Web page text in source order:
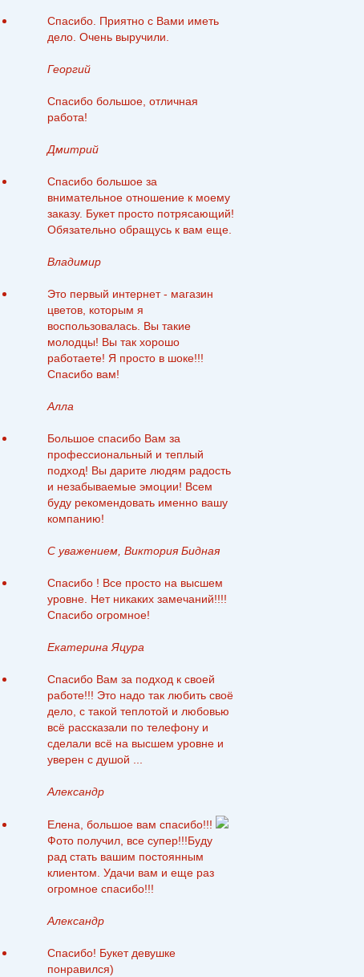
Спасибо. Приятно с Вами иметь
дело. Очень выручили.
Георгий
Спасибо большое, отличная
работа!
Дмитрий
Спасибо большое за
внимательное отношение к моему
заказу. Букет просто потрясающий!
Обязательно обращусь к вам еще.
Владимир
Это первый интернет - магазин
цветов, которым я
воспользовалась. Вы такие
молодцы! Вы так хорошо
работаете! Я просто в шоке!!!
Спасибо вам!
Алла
Большое спасибо Вам за
профессиональный и теплый
подход! Вы дарите людям радость
и незабываемые эмоции! Всем
буду рекомендовать именно вашу
компанию!
С уважением, Виктория Бидная
Спасибо ! Все просто на высшем
уровне. Нет никаких замечаний!!!!
Спасибо огромное!
Екатерина Яцура
Спасибо Вам за подход к своей
работе!!! Это надо так любить своё
дело, с такой теплотой и любовью
всё рассказали по телефону и
сделали всё на высшем уровне и
уверен с душой ...
Александр
Елена, большое вам спасибо!!!
Фото получил, все супер!!!Буду
рад стать вашим постоянным
клиентом. Удачи вам и еще раз
огромное спасибо!!!
Александр
Спасибо! Букет девушке
понравился)